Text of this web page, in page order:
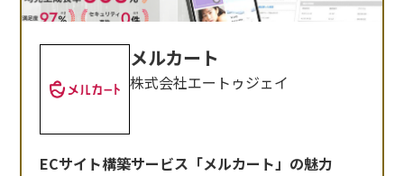
メルカート
株式会社エートゥジェイ
ECサイト構築サービス「メルカート」の魅力